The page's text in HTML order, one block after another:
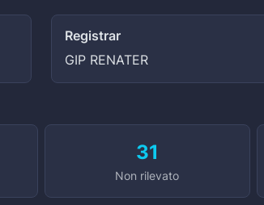
Registrar
GIP RENATER
31
Non rilevato